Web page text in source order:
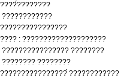
: ????????????????????
????????
????????
????????????